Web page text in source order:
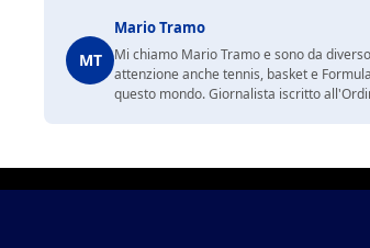
MT
Mario Tramo
Mi chiamo Mario Tramo e sono da
attenzione anche tennis, basket e
questo mondo. Giornalista iscritto